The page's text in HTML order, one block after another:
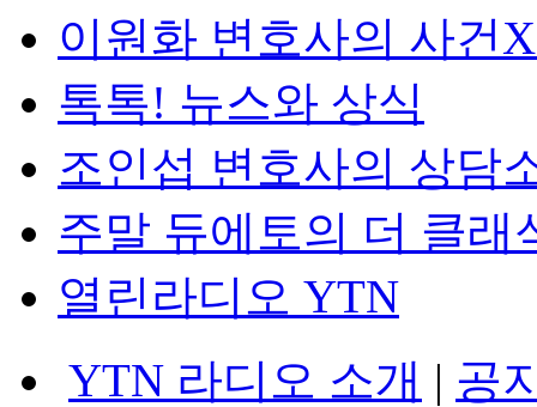
이원화 변호사의 사건
톡톡! 뉴스와 상식
조인섭 변호사의 상담
주말 듀에토의 더 클래
열린라디오 YTN
YTN 라디오 소개 | 공